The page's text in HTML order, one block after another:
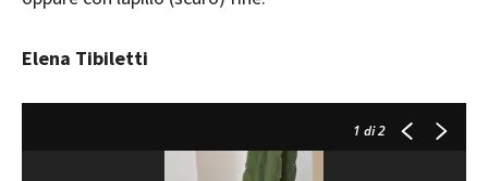
Elena Tibiletti
1 di 2